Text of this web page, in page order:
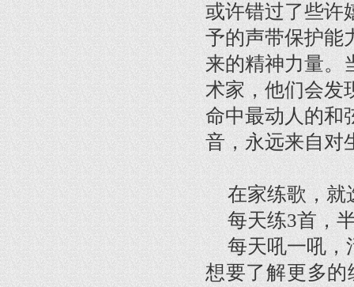
或许错过了些许
予的声带保护能
来的精神力量。
术家，他们会发
命中最动人的和
音，永远来自对
在家练歌，就
每天练3首，
每天吼一吼，
想要了解更多的